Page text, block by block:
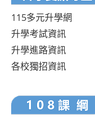
115多元升學網
升學考試資訊
升學進路資訊
各校獨招資訊